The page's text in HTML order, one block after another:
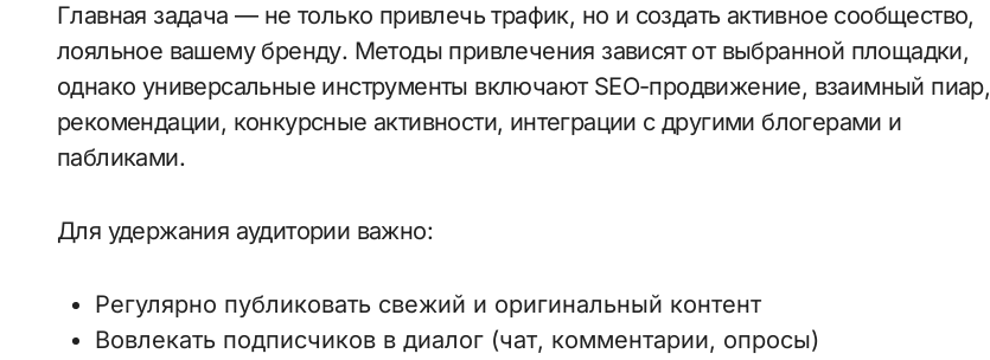
Главная задача — не только привлечь трафик, но и создать активное сообщество,
лояльное вашему бренду. Методы привлечения зависят от выбранной площадки,
однако универсальные инструменты включают SEO-продвижение, взаимный пиар,
рекомендации, конкурсные активности, интеграции с другими блогерами и
пабликами.
Для удержания аудитории важно:
Регулярно публиковать свежий и оригинальный контент
Вовлекать подписчиков в диалог (чат, комментарии, опросы)